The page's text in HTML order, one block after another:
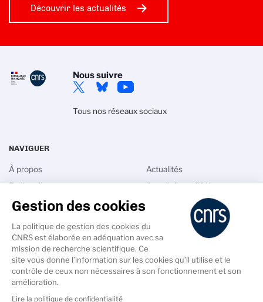
Découvrir les actualités
Nous suivre
Tous nos réseaux sociaux
NAVIGUER
À propos
Recherche
Innovation
Talents
Actualités
Appels à candidature
Intranet
Gestion des cookies
La politique de gestion des cookies du
CNRS est élaborée en adéquation avec sa
mission de recherche scientifique. Ce
site vous donne l’information sur les cookies qu’il utilise et le
contrôle de ceux non nécessaires à son fonctionnement et son
amélioration.
Lire la politique de confidentialité